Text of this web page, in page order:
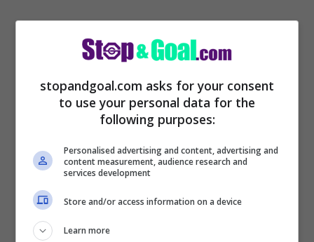
Arrivato al Borussia Dortmund lo scorso
gennaio per soli 20 milioni di euro, ora ha
già quadruplicato il suo valore. Secondo
ASnel 2022 potrebbe andare al Real
Madrid che lo aspetta come sostituto di
Benzema. La Juventus non ha intenzione
di demordere per Haaland e ci proverà.
stopandgoal.com asks for your consent
to use your personal data for the
following purposes:
Personalised advertising and content, advertising and
content measurement, audience research and
services development
Store and/or access information on a device
Learn more